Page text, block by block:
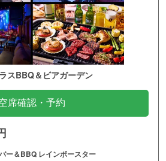
スBBQ＆ビアガーデン
席確認・予約
ー＆BBQ レインボースター